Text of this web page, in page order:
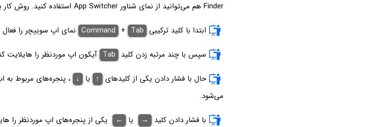
Finder هم می‌توانید از نمای شناور App Switcher استفاده کنید. روش کار به این صورت است:
ابتدا با کلید ترکیبی Command + Tab نمای اپ سوییچر را فعال
سپس با چند مرتبه زدن کلید Tab آیکون اپ موردنظر را هایلایت
حال با فشار دادن یکی از کلیدهای ↑ یا ↓ ، پنجره‌های مربوط به
می‌شود.
با فشار دادن کلید → یا ← یکی از پنجره‌های اپ موردنظر را